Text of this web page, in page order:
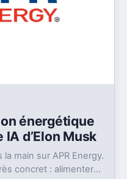
énergétique
d’Elon Musk
main sur APR Energy.
concret : alimenter